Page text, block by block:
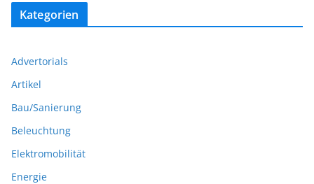
Kategorien
Advertorials
Artikel
Bau/Sanierung
Beleuchtung
Elektromobilität
Energie